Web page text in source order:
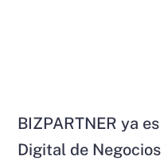
BIZPARTNER ya
Digital de Negocios